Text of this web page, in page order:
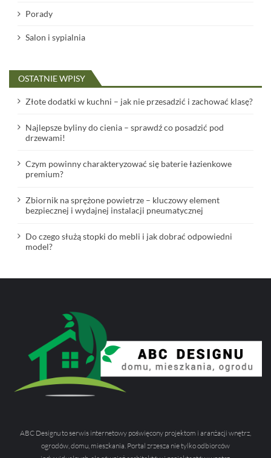
Porady
Salon i sypialnia
OSTATNIE WPISY
Złote dodatki w kuchni – jak nie przesadzić i zachować klasę?
Najlepsze byliny do cienia – sprawdź co posadzić pod
drzewami!
Czym powinny charakteryzować się baterie łazienkowe
premium?
Zbiornik na sprężone powietrze – kluczowy element
bezpiecznej i wydajnej instalacji pneumatycznej
Do czego służą stopki do mebli i jak dobrać odpowiedni
model?
ABC Designu to serwis internetowy poświęcony projektom i aranżacji wnętrz,
ogrodów, domu, mieszkania. Portal zrzesza nie tylko odbiorców